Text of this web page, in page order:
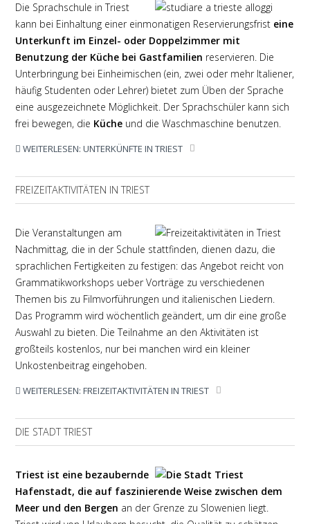
Die Sprachschule in Triest
kann bei Einhaltung einer einmonatigen Reservierungsfrist eine
Unterkunft im Einzel- oder Doppelzimmer mit
Benutzung der Küche bei Gastfamilien reservieren. Die
Unterbringung bei Einheimischen (ein, zwei oder mehr Italiener,
häufig Studenten oder Lehrer) bietet zum Üben der Sprache
eine ausgezeichnete Möglichkeit. Der Sprachschüler kann sich
frei bewegen, die Küche und die Waschmaschine benutzen.
WEITERLESEN: UNTERKÜNFTE IN TRIEST
FREIZEITAKTIVITÄTEN IN TRIEST
Die Veranstaltungen am
Nachmittag, die in der Schule stattfinden, dienen dazu, die
sprachlichen Fertigkeiten zu festigen: das Angebot reicht von
Grammatikworkshops ueber Vorträge zu verschiedenen
Themen bis zu Filmvorführungen und italienischen Liedern.
Das Programm wird wöchentlich geändert, um dir eine große
Auswahl zu bieten. Die Teilnahme an den Aktivitäten ist
großteils kostenlos, nur bei manchen wird ein kleiner
Unkostenbeitrag eingehoben.
WEITERLESEN: FREIZEITAKTIVITÄTEN IN TRIEST
DIE STADT TRIEST
Triest ist eine bezaubernde
Hafenstadt, die auf faszinierende Weise zwischen dem
Meer und den Bergen an der Grenze zu Slowenien liegt.